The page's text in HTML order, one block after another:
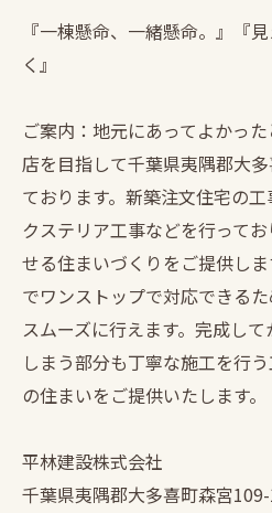
『一棟懸命、一緒懸命。』『
く』
ご案内：地元にあってよかっ
店を目指して千葉県夷隅郡大
ております。新築注文住宅の
クステリア工事などを行って
せる住まいづくりをご提供し
でワンストップで対応できる
スムーズに行えます。完成し
しまう部分も丁寧な施工を行
の住まいをご提供いたします。
平林建設株式会社
千葉県夷隅郡大多喜町森宮